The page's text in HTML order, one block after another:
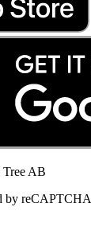
AB
by reCAPTCHA